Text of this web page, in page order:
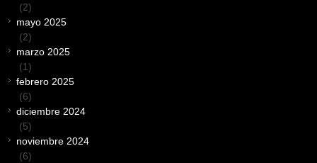
(2)
mayo 2025
(2)
marzo 2025
(1)
febrero 2025
(6)
diciembre 2024
(5)
noviembre 2024
(6)